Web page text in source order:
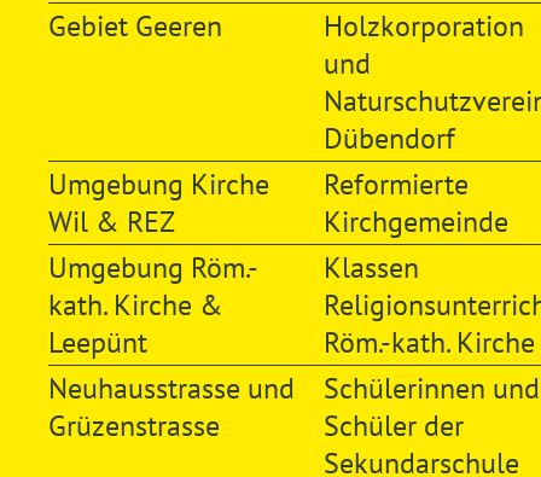
Gebiet Geeren
Holzkorporation
und
Dübendorf
Umgebung Kirche
Wil & REZ
Reformierte
Kirchgemeinde
Umgebung Röm.-
kath. Kirche &
Leepünt
Klassen
Röm.-kath. Kirche
Neuhausstrasse und
Grüzenstrasse
Schülerinnen und
Schüler der
Sekundarschule